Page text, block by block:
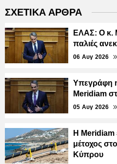
ΣΧΕΤΙΚΑ ΑΡΘΡΑ
ΕΛΑΣ: Ο κ.
παλιές
06 Αυγ 2026
Υπεγράφη
Meridiam
05 Αυγ 2026
Η Meridiam
μέτοχος
Κύπρου